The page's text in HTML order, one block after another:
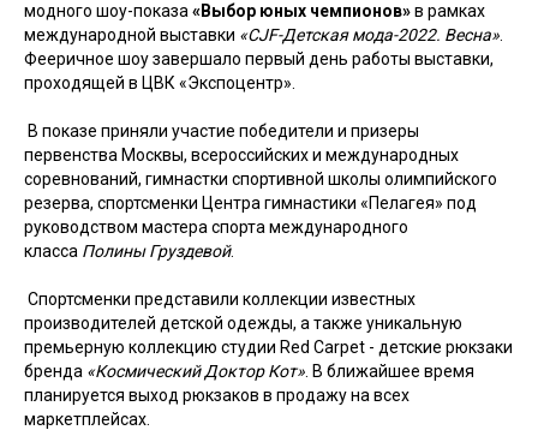
модного шоу-показа«Выбор юных чемпионов»в рамках
международной выставки «CJF-Детская мода-2022. Весна».
Фееричное шоу завершало первый день работы выставки,
проходящей в ЦВК «Экспоцентр».
В показе приняли участие победители и призеры
первенства Москвы, всероссийских и международных
соревнований, гимнастки спортивной школы олимпийского
резерва, спортсменки Центра гимнастики «Пелагея» под
руководством мастера спорта международного
класса Полины Груздевой.
Спортсменки представили коллекции известных
производителей детской одежды, а также уникальную
премьерную коллекцию студии Red Carpet - детские рюкзаки
бренда «Космический Доктор Кот». В ближайшее время
планируется выход рюкзаков в продажу на всех
маркетплейсах.